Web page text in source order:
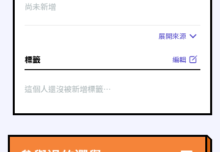
尚未新增
展開來源
標籤 編輯
這個人還沒被新增標籤⋯